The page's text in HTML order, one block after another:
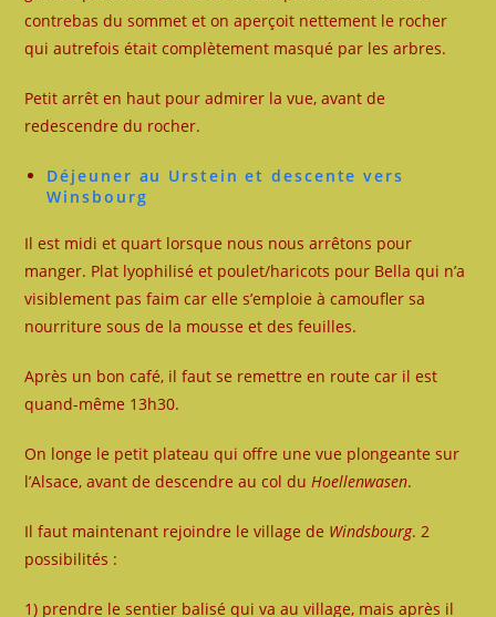
contrebas du sommet et on aperçoit nettement le rocher
qui autrefois était complètement masqué par les arbres.
Petit arrêt en haut pour admirer la vue, avant de
redescendre du rocher.
Déjeuner au Urstein et descente vers
Winsbourg
Il est midi et quart lorsque nous nous arrêtons pour
manger. Plat lyophilisé et poulet/haricots pour Bella qui n’a
visiblement pas faim car elle s’emploie à camoufler sa
nourriture sous de la mousse et des feuilles.
Après un bon café, il faut se remettre en route car il est
quand-même 13h30.
On longe le petit plateau qui offre une vue plongeante sur
l’Alsace, avant de descendre au col duHoellenwasen.
Il faut maintenant rejoindre le village de Windsbourg. 2
possibilités :
1) prendre le sentier balisé qui va au village, mais après il